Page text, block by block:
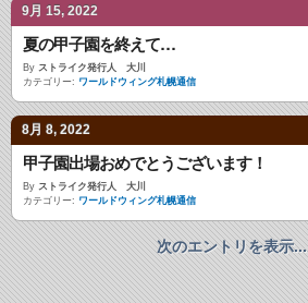
9月 15, 2022
夏の甲子園を終えて…
By ストライク発行人 大川
カテゴリー: ワールドウィング札幌通信
8月 8, 2022
甲子園出場おめでとうございます！
By ストライク発行人 大川
カテゴリー: ワールドウィング札幌通信
次のエントリを表示...